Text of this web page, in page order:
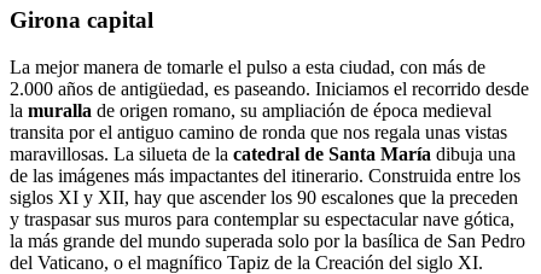
Girona capital
La mejor manera de tomarle el pulso a esta ciudad, con más de
2.000 años de antigüedad, es paseando. Iniciamos el recorrido desde
la muralla de origen romano, su ampliación de época medieval
transita por el antiguo camino de ronda que nos regala unas vistas
maravillosas. La silueta de la catedral de Santa María dibuja una
de las imágenes más impactantes del itinerario. Construida entre los
siglos XI y XII, hay que ascender los 90 escalones que la preceden
y traspasar sus muros para contemplar su espectacular nave gótica,
la más grande del mundo superada solo por la basílica de San Pedro
del Vaticano, o el magnífico Tapiz de la Creación del siglo XI.